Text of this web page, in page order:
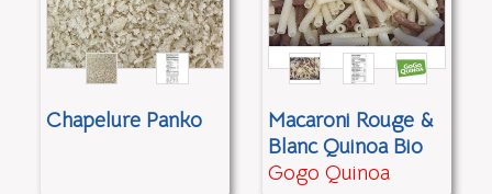
Chapelure Panko
Macaroni Rouge &
Blanc Quinoa Bio
Gogo Quinoa